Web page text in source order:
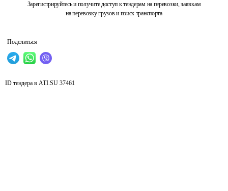
Зарегистрируйтесь и получите доступ к тендерам на перевозки, заявкам
на перевозку грузов и поиск транспорта
Поделиться
ID тендера в ATI.SU 37461